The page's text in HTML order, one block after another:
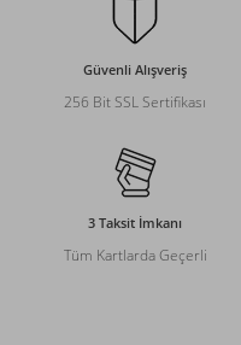
Güvenli Alışveriş
256 Bit SSL Sertifikası
3 Taksit İmkanı
Tüm Kartlarda Geçerli